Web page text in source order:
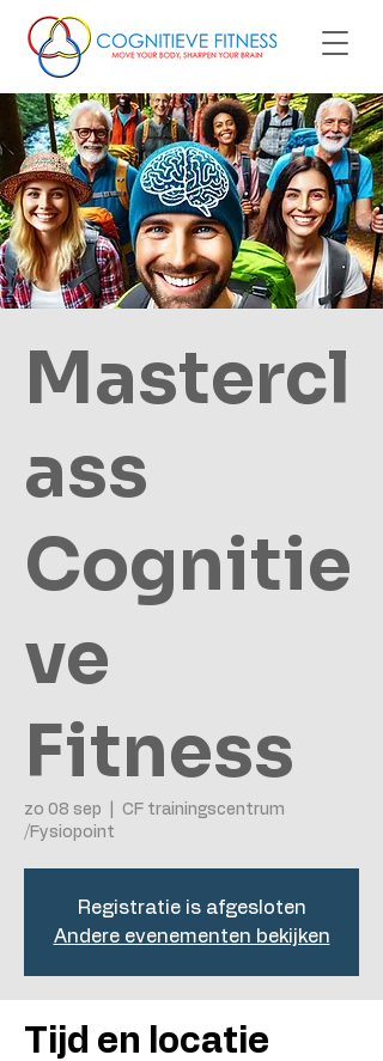
Mastercl
ass
Cognitie
ve
Fitness
zo 08 sep
CF trainingscentrum
/Fysiopoint
Registratie is afgesloten
Andere evenementen bekijken
Tijd en locatie